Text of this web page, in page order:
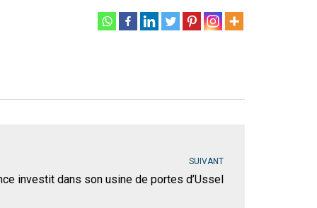
SUIVANT
investit dans son usine de portes d’Ussel